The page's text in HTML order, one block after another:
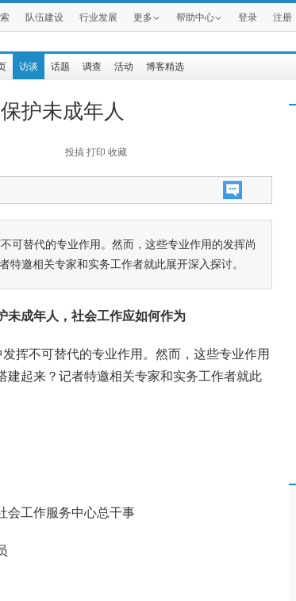
队伍建设 行业发展 更多 帮助中心 登录 注册
访谈 话题 调查 活动 博客精选
护未成年人
投搞 打印 收藏
可替代的专业作用。然而，这些专业作用的发挥尚
邀相关专家和实务工作者就此展开深入探讨。
未成年人，社会工作应如何作为
挥不可替代的专业作用。然而，这些专业作用
建起来？记者特邀相关专家和实务工作者就此
会工作服务中心总干事